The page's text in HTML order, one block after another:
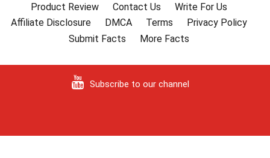
Product Review
Contact Us
Write For Us
Affiliate Disclosure
DMCA Terms
Privacy Policy
Submit Facts
More Facts
Subscribe to our channel